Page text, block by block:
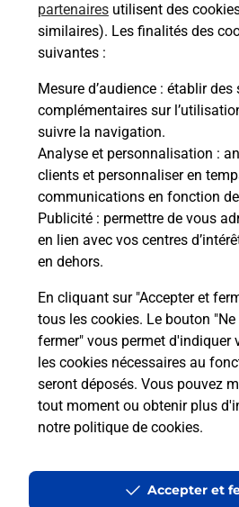
partenaires utilisent des
similaires). Les finalités des
suivantes :
Mesure d’audience : établir des
complémentaires sur
suivre la navigation.
Analyse et personnalisation :
clients et personnaliser en
communications en fonction
Publicité : permettre de vous
en lien avec vos centres
en dehors.
En cliquant sur "Accepter et
tous les cookies. Le bouton
fermer" vous permet d'indiquer
les cookies nécessaires au
seront déposés. Vous pouvez
tout moment ou obtenir plus
notre politique de cookies.
Accepter et
En savoir plus
Envoyer un colis
SUR ORGE (91600) ?
solutions proposées par La
En savoir plus